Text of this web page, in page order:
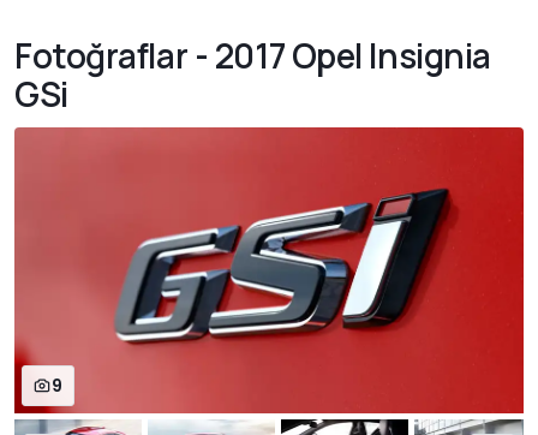
Fotoğraflar - 2017 Opel Insignia
GSi
9